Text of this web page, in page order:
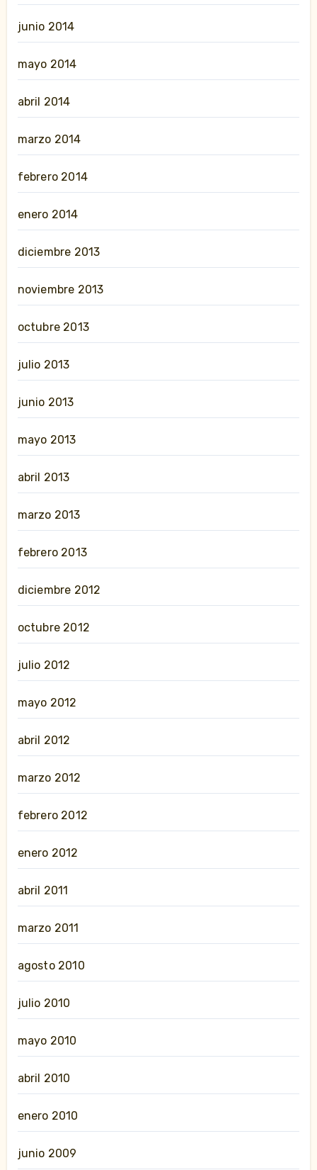
junio 2014
mayo 2014
abril 2014
marzo 2014
febrero 2014
enero 2014
diciembre 2013
noviembre 2013
octubre 2013
julio 2013
junio 2013
mayo 2013
abril 2013
marzo 2013
febrero 2013
diciembre 2012
octubre 2012
julio 2012
mayo 2012
abril 2012
marzo 2012
febrero 2012
enero 2012
abril 2011
marzo 2011
agosto 2010
julio 2010
mayo 2010
abril 2010
enero 2010
junio 2009